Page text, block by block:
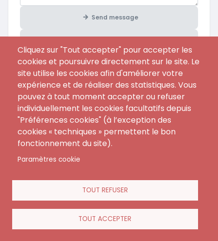
Send message
Cliquez sur "Tout accepter" pour accepter les
cookies et poursuivre directement sur le site. Le
site utilise les cookies afin d'améliorer votre
expérience et de réaliser des statistiques. Vous
pouvez à tout moment accepter ou refuser
individuellement les cookies facultatifs depuis
"Préférences cookies" (à l’exception des
cookies « techniques » permettent le bon
fonctionnement du site).
Paramètres cookie
TOUT REFUSER
TOUT ACCEPTER
Menu
FAQ
Mentions Légales
Règlement Intérieur